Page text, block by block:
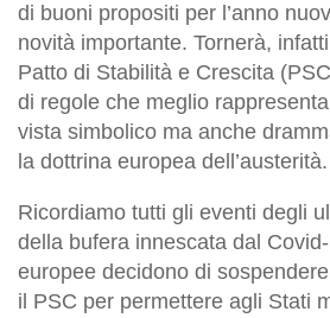
di buoni propositi per l’anno
novità importante. Tornerà,
Patto di Stabilità e Crescita
di regole che meglio
vista simbolico ma anche
la dottrina europea dell’austerità.
Ricordiamo tutti gli eventi degli
della bufera innescata dal
europee decidono di
il PSC per permettere agli Stati